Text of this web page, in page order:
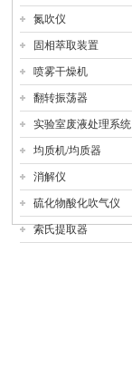
氮吹仪
固相萃取装置
喷雾干燥机
翻转振荡器
实验室废液处理系统
均质机/均质器
消解仪
硫化物酸化吹气仪
索氏提取器